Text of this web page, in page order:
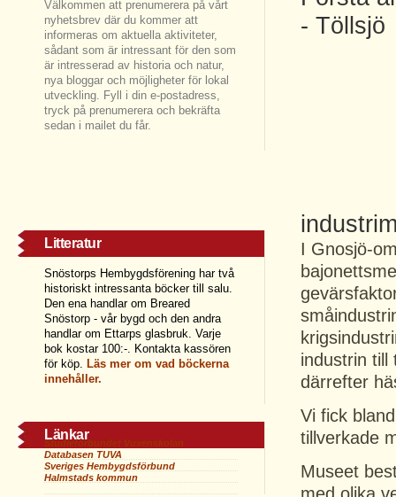
- Töllsjö
I Gnosjö-
industrin till
därrefter
Vi fick
tillverkade
Museet
Välkommen att prenumerera på vårt
nyhetsbrev där du kommer att
informeras om aktuella aktiviteter,
sådant som är intressant för den som
är intresserad av historia och natur,
nya bloggar och möjligheter för lokal
utveckling. Fyll i din e-postadress,
tryck på prenumerera och bekräfta
sedan i mailet du får.
Litteratur
Snöstorps Hembygdsförening har två
historiskt intressanta böcker till salu.
Den ena handlar om Breared
Snöstorp - vår bygd och den andra
handlar om Ettarps glasbruk. Varje
bok kostar 100:-. Kontakta kassören
för köp. Läs mer om vad böckerna
innehåller.
Länkar
Studieförbundet Vuxenskolan
Databasen TUVA
Sveriges Hembygdsförbund
Halmstads kommun